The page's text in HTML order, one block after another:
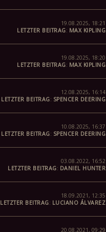
19.08.2025, 18:21
LETZTER BEITRAG: MAX KIPLING
19.08.2025, 18:20
LETZTER BEITRAG: MAX KIPLING
12.08.2025, 16:14
LETZTER BEITRAG: SPENCER DEERING
10.08.2025, 16:37
LETZTER BEITRAG: SPENCER DEERING
03.08.2022, 16:52
LETZTER BEITRAG: DANIEL HUNTER
18.09.2021, 12:35
LETZTER BEITRAG: LUCIANO ÁLVAREZ
20.08.2021, 09:29